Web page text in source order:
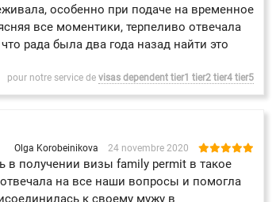
особенно при подаче на временное
все моментики, терпеливо отвечала
рада была два года назад найти это
pour notre service devisas dependent tier1 tier2 tier4 tier5
Olga Korobeinikova 24 novembre 2020
получении визы family permit в такое
на все наши вопросы и помогла
к своему мужу в